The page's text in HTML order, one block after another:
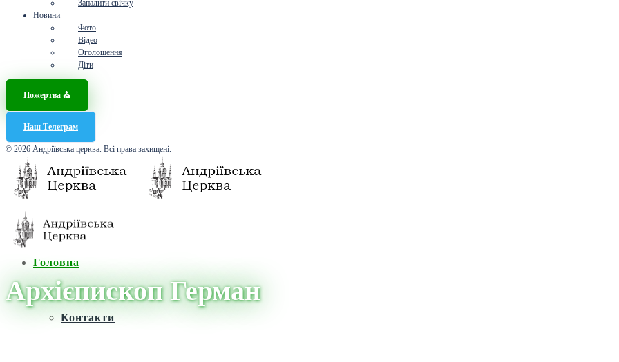
Запалити свічку
Новини
Фото
Відео
Оголошення
Діти
Пожертва ⛪️
Наш Телеграм
© 2026 Андріївська церква. Всі права захищені.
Головна
Контакти
Архієпископ Герман